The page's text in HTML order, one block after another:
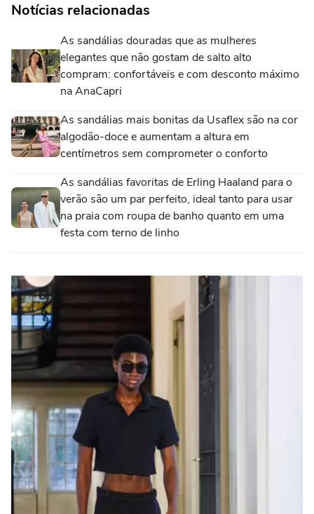
Notícias relacionadas
As sandálias douradas que as mulheres
elegantes que não gostam de salto alto
compram: confortáveis e com desconto máximo
na AnaCapri
As sandálias mais bonitas da Usaflex são na cor
algodão-doce e aumentam a altura em
centímetros sem comprometer o conforto
As sandálias favoritas de Erling Haaland para o
verão são um par perfeito, ideal tanto para usar
na praia com roupa de banho quanto em uma
festa com terno de linho